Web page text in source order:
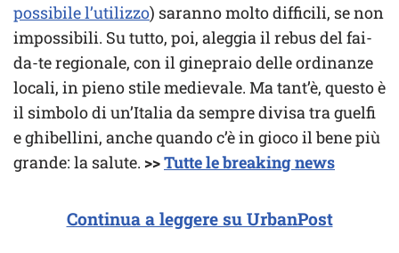
possibile l’utilizzo) saranno molto difficili, se non
impossibili. Su tutto, poi, aleggia il rebus del fai-
da-te regionale, con il ginepraio delle ordinanze
locali, in pieno stile medievale. Ma tant’è, questo è
il simbolo di un’Italia da sempre divisa tra guelfi
e ghibellini, anche quando c’è in gioco il bene più
grande: la salute. >>Tutte le breaking news
Continua a leggere su UrbanPost